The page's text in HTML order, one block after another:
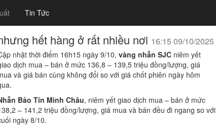
Tin Tức
hết hàng ở rất nhiều nơi 16:15 09/10/2025
nhật thời điểm 16h15 ngày 9/10, vàng nhẫn SJC niêm yết
dịch mua – bán ở mức 136,8 – 139,5 triệu đồng/lượng, giá
và giá bán cùng không đổi so với giá chốt phiên ngày hôm
Bảo Tín Minh Châu, niêm yết giao dịch mua – bán ở mức
– 141,2 triệu đồng/lượng, giá mua và bán đều đi ngang so với
ngày 8/10.